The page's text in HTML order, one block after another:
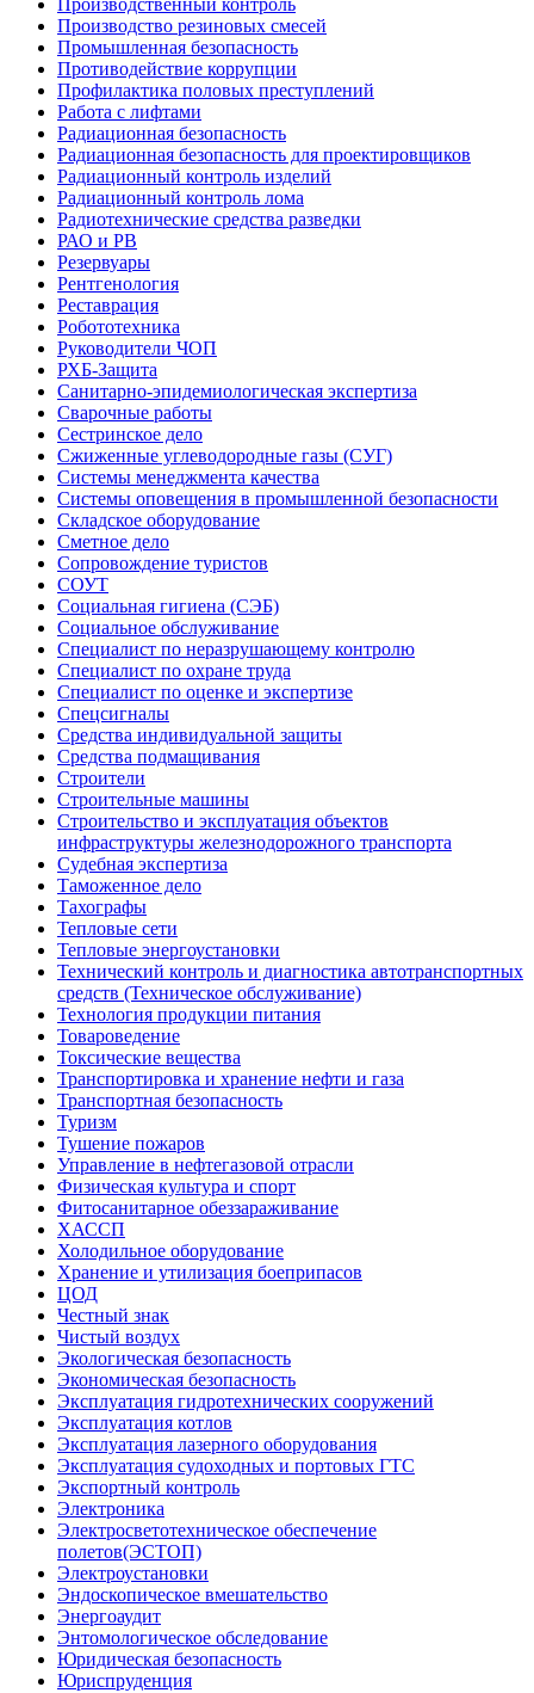
Производственный контроль
Производство резиновых смесей
Промышленная безопасность
Противодействие коррупции
Профилактика половых преступлений
Работа с лифтами
Радиационная безопасность
Радиационная безопасность для проектировщиков
Радиационный контроль изделий
Радиационный контроль лома
Радиотехнические средства разведки
РАО и РВ
Резервуары
Рентгенология
Реставрация
Робототехника
Руководители ЧОП
РХБ-Защита
Санитарно-эпидемиологическая экспертиза
Сварочные работы
Сестринское дело
Сжиженные углеводородные газы (СУГ)
Системы менеджмента качества
Системы оповещения в промышленной безопасности
Складское оборудование
Сметное дело
Сопровождение туристов
СОУТ
Социальная гигиена (СЭБ)
Социальное обслуживание
Специалист по неразрушающему контролю
Специалист по охране труда
Специалист по оценке и экспертизе
Спецсигналы
Средства индивидуальной защиты
Средства подмащивания
Строители
Строительные машины
Строительство и эксплуатация объектов
инфраструктуры железнодорожного транспорта
Судебная экспертиза
Таможенное дело
Тахографы
Тепловые сети
Тепловые энергоустановки
Технический контроль и диагностика автотранспортных
средств (Техническое обслуживание)
Технология продукции питания
Товароведение
Токсические вещества
Транспортировка и хранение нефти и газа
Транспортная безопасность
Туризм
Тушение пожаров
Управление в нефтегазовой отрасли
Физическая культура и спорт
Фитосанитарное обеззараживание
ХАССП
Холодильное оборудование
Хранение и утилизация боеприпасов
ЦОД
Честный знак
Чистый воздух
Экологическая безопасность
Экономическая безопасность
Эксплуатация гидротехнических сооружений
Эксплуатация котлов
Эксплуатация лазерного оборудования
Эксплуатация судоходных и портовых ГТС
Экспортный контроль
Электроника
Электросветотехническое обеспечение
полетов(ЭСТОП)
Электроустановки
Эндоскопическое вмешательство
Энергоаудит
Энтомологическое обследование
Юридическая безопасность
Юриспруденция